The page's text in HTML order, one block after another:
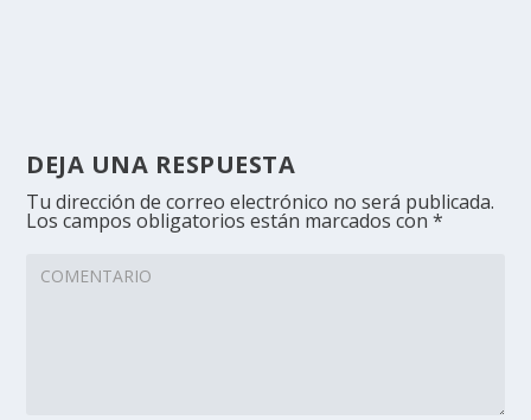
DEJA UNA RESPUESTA
Tu dirección de correo electrónico no será publicada.
Los campos obligatorios están marcados con*